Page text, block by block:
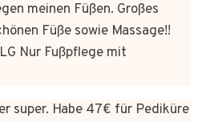
meinen Füßen. Großes
Füße sowie Massage!!
Nur Fußpflege mit
super. Habe 47€ für Pediküre